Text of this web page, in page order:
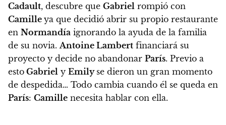
Cadault, descubre que Gabriel rompió con
Camille ya que decidió abrir su propio restaurante
en Normandía ignorando la ayuda de la familia
de su novia. Antoine Lambert financiará su
proyecto y decide no abandonar París. Previo a
esto Gabriel y Emily se dieron un gran momento
de despedida… Todo cambia cuando él se queda en
París: Camille necesita hablar con ella.